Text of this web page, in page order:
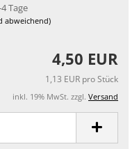
Tage
abweichend)
4,50 EUR
1,13 EUR pro Stück
inkl. 19% MwSt. zzgl. Versand